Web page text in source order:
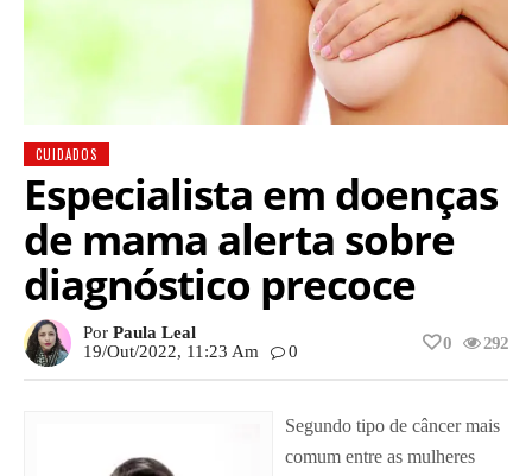
CUIDADOS
Especialista em doenças
de mama alerta sobre
diagnóstico precoce
Por Paula Leal
19/out/2022, 11:23 Am
0 292
0
Segundo tipo de câncer mais
comum entre as mulheres